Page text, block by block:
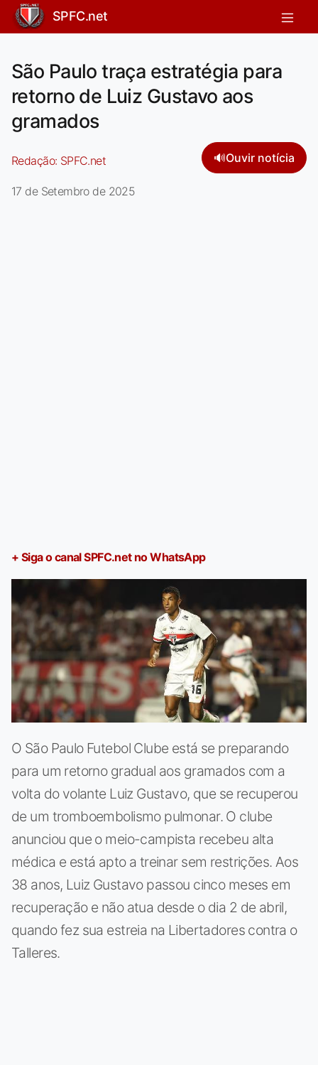
SPFC.net
São Paulo traça estratégia para
retorno de Luiz Gustavo aos
gramados
Redação: SPFC.net 🔊Ouvir notícia
17 de Setembro de 2025
+ Siga o canal SPFC.net no WhatsApp
O São Paulo Futebol Clube está se preparando
para um retorno gradual aos gramados com a
volta do volante Luiz Gustavo, que se recuperou
de um tromboembolismo pulmonar. O clube
anunciou que o meio-campista recebeu alta
médica e está apto a treinar sem restrições. Aos
38 anos, Luiz Gustavo passou cinco meses em
recuperação e não atua desde o dia 2 de abril,
quando fez sua estreia na Libertadores contra o
Talleres.